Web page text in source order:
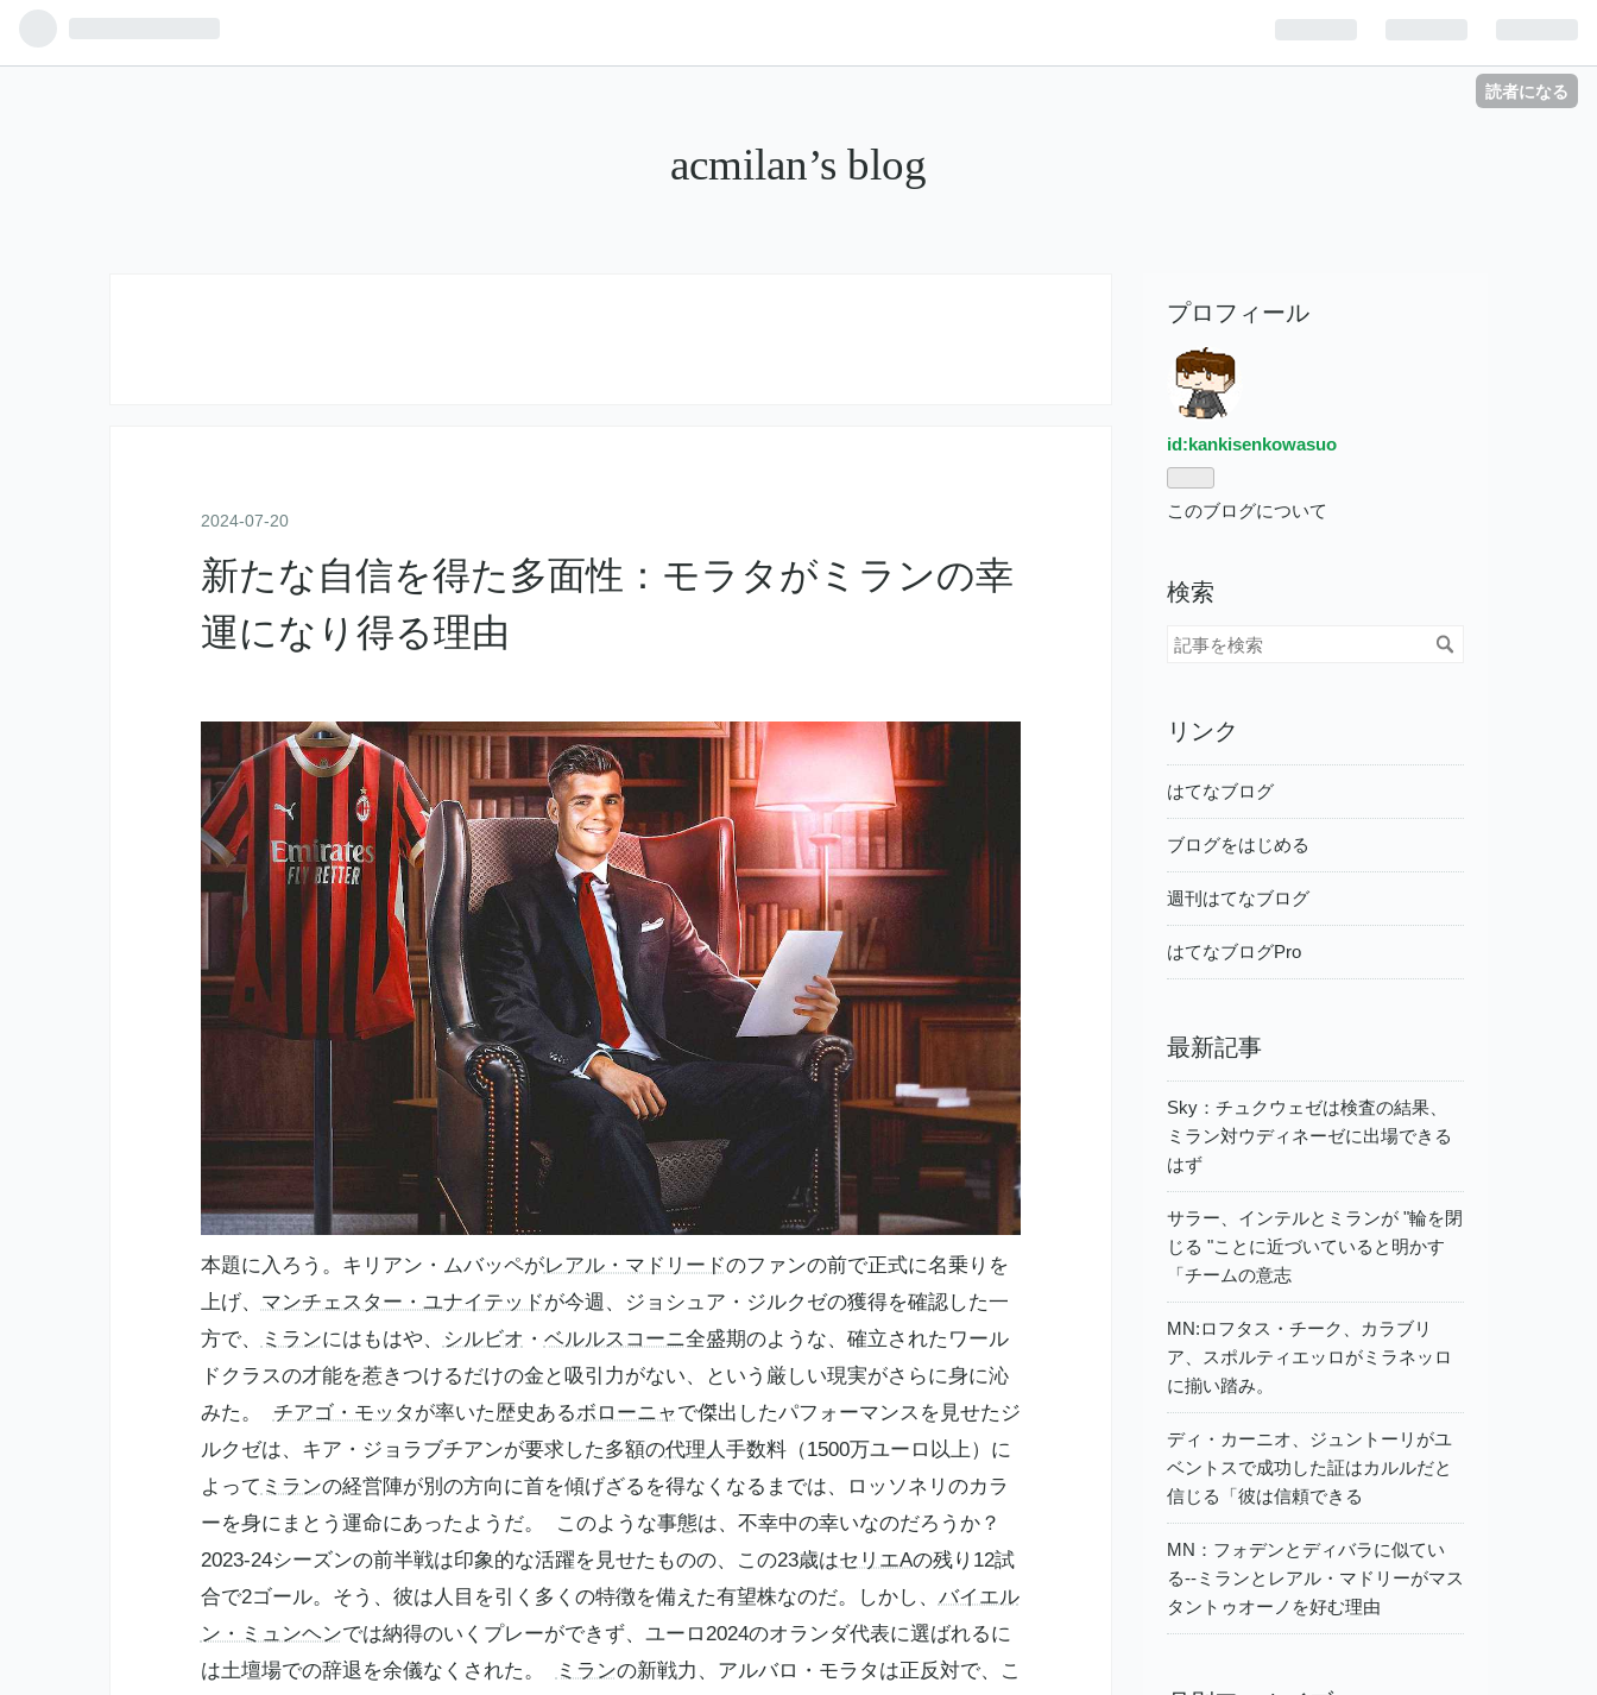
読者になる
acmilan’s blog
2024-07-20
新たな自信を得た多面性：モラタがミランの幸
運になり得る理由
本題に入ろう。キリアン・ムバッペがレアル・マドリードのファンの前で正式に名乗りを
上げ、 マンチェスター・ユナイテッドが今週、ジョシュア・ジルクゼの獲得を確認した一
方で、
ミランにはもはや、 シルビオ ・ ベルルスコーニ全盛期のような、確立されたワール
ドクラスの才能を惹きつけるだけの金と吸引力がない、という厳しい現実がさらに身に沁
みた。 チアゴ・モッタ が率いた歴史あるボローニャで傑出したパフォーマンスを見せたジ
ルクゼは、キア・ジョラブチアンが要求した多額の代理人 手数料（1500万ユーロ以上）に
よって ミランの経営陣が別の方向に首を傾げざるを得なくなるまでは、ロッソネリのカラ
ーを身にまとう運命にあったようだ。 このような事態は、不幸中の幸いなのだろうか？
2023-24シーズンの前半戦は印象的な活躍を見せたものの、この23歳はセリエAの残り12試
合で2ゴール。そう、彼は人目を引く多くの特徴を備えた有望株なのだ。しかし、 バイエル
ン・ミュンヘンでは納得のいくプレーができず、ユーロ2024のオランダ代表に選ばれるに
は土壇場での辞退を余儀なくされた。
ミランの新戦力、アルバロ・モラタは正反対で、こ
プロフィール
id:kankisenkowasuo
このブログについて
検索
リンク
はてなブログ
ブログをはじめる
週刊はてなブログ
はてなブログPro
最新記事
Sky：チュクウェゼは検査の結果、
ミラン対ウディネーゼに出場できる
はず
サラー、インテルとミランが "輪を閉
じる "ことに近づいていると明かす
「チームの意志
MN:ロフタス・チーク、カラブリ
ア、スポルティエッロがミラネッロ
に揃い踏み。
ディ・カーニオ、ジュントーリがユ
ベントスで成功した証はカルルだと
信じる「彼は信頼できる
MN：フォデンとディバラに似てい
る--ミランとレアル・マドリーがマス
タントゥオーノを好む理由